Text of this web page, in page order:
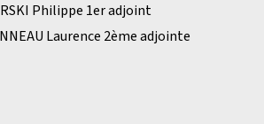
Philippe 1er adjoint
Laurence 2ème adjointe